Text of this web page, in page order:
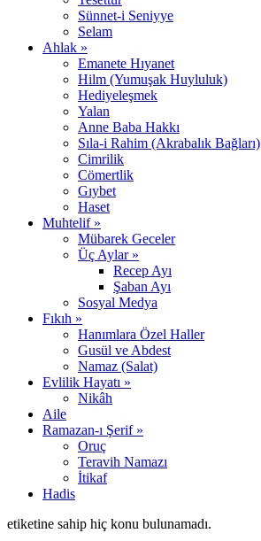
Sünnet-i Seniyye
Selam
Ahlak »
Emanete Hıyanet
Hilm (Yumuşak Huyluluk)
Hediyeleşmek
Yalan
Anne Baba Hakkı
Sıla-i Rahim (Akrabalık Bağları)
Cimrilik
Cömertlik
Gıybet
Haset
Muhtelif »
Mübarek Geceler
Üç Aylar »
Recep Ayı
Şaban Ayı
Sosyal Medya
Fıkıh »
Hanımlara Özel Haller
Gusül ve Abdest
Namaz (Salat)
Evlilik Hayatı »
Nikâh
Aile
Ramazan-ı Şerif »
Oruç
Teravih Namazı
İtikaf
Hadis
etiketine sahip hiç konu bulunamadı.